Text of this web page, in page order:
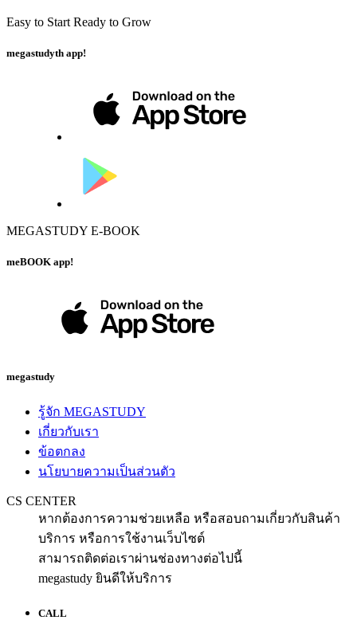
Easy to Start Ready to Grow
megastudyth app!
MEGASTUDY E-BOOK
meBOOK app!
megastudy
รู้จัก MEGASTUDY
เกี่ยวกับเรา
ข้อตกลง
นโยบายความเป็นส่วนตัว
CS CENTER
หากต้องการความช่วยเหลือ หรือสอบถามเกี่ยวกับสินค้า
บริการ หรือการใช้งานเว็บไซต์
สามารถติดต่อเราผ่านช่องทางต่อไปนี้
megastudy ยินดีให้บริการ
CALL